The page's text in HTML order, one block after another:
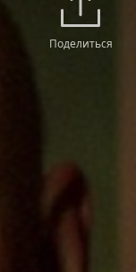
Поделиться